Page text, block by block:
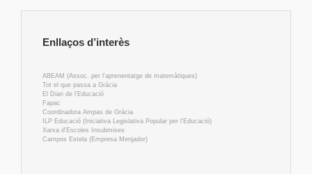
Enllaços d’interès
ABEAM (Assoc. per l'aprenentatge de matemàtiques)
Tot el que passa a Gràcia
El Diari de l'Educació
Fapac
Coordinadora Ampas de Gràcia
ILP Educació (Iniciativa Legislativa Popular per l'Educació)
Xarxa d'Escoles Insubmises
Campos Estela (Empresa Menjador)